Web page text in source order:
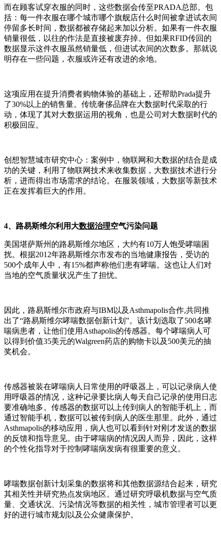
而在顾客试穿衣服的同时，这些数据会传至PRADA总部。包
括：每一件衣服在哪个城市哪个旗舰店什么时间被拿进试衣间
停留多长时间，数据都被存储起来加以分析。如果有一件衣服
销量很低，以往的作法是直接被废弃掉。但如果RFID传回的
数据显示这件衣服虽然销量低，但进试衣间的次数多。那就说
明存在一些问题，衣服或许还有改进的余地。
这项应用在提升消费者购物体验的基础上，还帮助Prada提升
了30%以上的销售量。传统奢侈品牌在大数据时代采取的行
动，体现了其对大数据运用的视角，也是公司对大数据时代的
积极回应。
创想智慧城市研究中心：案例中，物联网和大数据的结合是成
功的关键，利用了物联网技术来收集数据，大数据技术进行分
析，进而得出市场需求的结论。在服装领域，大数据等新技术
正在发挥着巨大的作用。
4、路易斯维尔利用大数据治理空气污染问题
美国堪萨斯州的路易斯维尔地区，大约有10万人饱受哮喘困
扰。根据2012年路易斯维尔市发布的当地健康报告，受访的
500个成年人中，有15%都声称他们患有哮喘。这也让人们对
当地的空气质量状况产生了担忧。
因此，路易斯维尔市政府与IBM以及Asthmapolis合作,共同推
出了“路易斯维尔哮喘数据创新计划”。该计划选取了500名哮
喘病患者，让他们使用Asthapolis的传感器。每个哮喘病人可
以得到价值35美元的Walgreen药店的购物卡以及500美元的抽
奖机会。
传感器被装在哮喘病人日常使用的呼吸器上，可以记录病人使
用呼吸器的情况，这种记录要比病人每天自己记录的使用日志
要准确地多。传感器的数据可以上传到病人的智能手机上，而
通过智能手机，数据可以被传到病人的医生那里。此外，通过
Asthmapolis的移动应用，病人也可以看到针对刚才发送的数据
的反馈和指导意见。由于哮喘病的情况因人而异，因此，这样
的个性化指导对于控制哮喘病发病有很重要的意义。
哮喘数据创新计划采集的数据将和其他数据源结合起来，研究
其相关性并研究热点发病地区。通过研究呼吸机数据与空气质
量、交通状况、污染情况等数据的相关性，城市管理者可以更
好的进行城市规划以及公众健康保护。